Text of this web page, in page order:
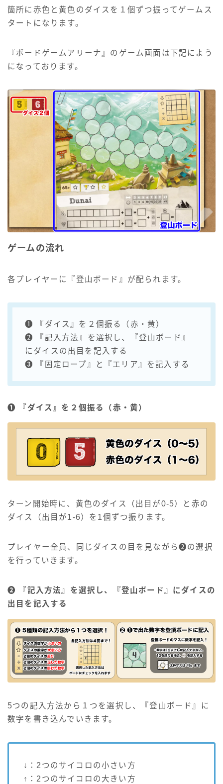
箇所に赤色と黄色のダイスを１個ずつ振ってゲームス
タートになります。
『ボードゲームアリーナ』のゲーム画面は下記によう
になっております。
ゲームの流れ
各プレイヤーに『登山ボード』が配られます。
❶ 『ダイス』を２個振る（赤・黄）
❷ 『記入方法』を選択し、『登山ボード』
にダイスの出目を記入する
❸ 『固定ロープ』と『エリア』を記入する
❶ 『ダイス』を２個振る（赤・黄）
ターン開始時に、黄色のダイス（出目が0-5）と赤の
ダイス（出目が1-6）を1個ずつ振ります。
プレイヤー全員、同じダイスの目を見ながら❷の選択
を行っていきます。
❷ 『記入方法』を選択し、『登山ボード』にダイスの
出目を記入する
5つの記入方法から１つを選択し、『登山ボード』に
数字を書き込んでいきます。
↓：2つのサイコロの小さい方
↑：2つのサイコロの大きい方